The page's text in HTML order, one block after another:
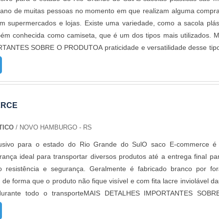
de muitas pessoas no momento em que realizam alguma
supermercados e lojas. Existe uma variedade, como a sacola
conhecida como camiseta, que é um dos tipos mais utilizados.
SOBRE O PRODUTOA praticidade e versatilidade desse tipo
fundamentais que fazem com que as indústrias de embalagens
escala. A indústria dessas sacolas também pode dispor desses
o que depende da necessidade do cliente. Existem no
que disponha também de preços justos. Esse é um tipo de
design moderno e prático para manuseio, além de ser
não se rasga facilmente e suporta pesos demasiados;
com material oxi biodegradável e visa atingir o mercado de
o compromisso com as questões ambientais.ALTA EFICIÊNCIA
ALÇA VAZADAA Empório do Plástico passou a contratar a
mais modernas e custos reduzidos. Aumentando, assim, o mix de
/ NOVO HAMBURGO - RS
para o estado do Rio Grande do SulO saco E-commerce é
ideal para transportar diversos produtos até a entrega final
resistência e segurança. Geralmente é fabricado branco por
forma que o produto não fique visível e com fita lacre inviolável
todo o transporteMAIS DETALHES IMPORTANTES
comprados pela internet precisam ser enviados com o máximo